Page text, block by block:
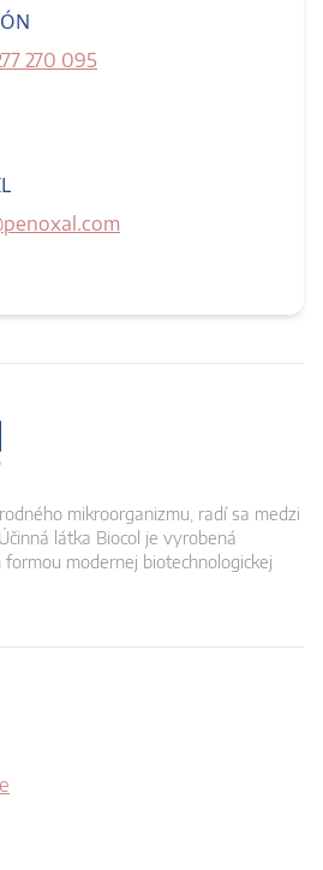
270 095
mikroorganizmu, radí sa medzi
látka Biocol je vyrobená
modernej biotechnologickej